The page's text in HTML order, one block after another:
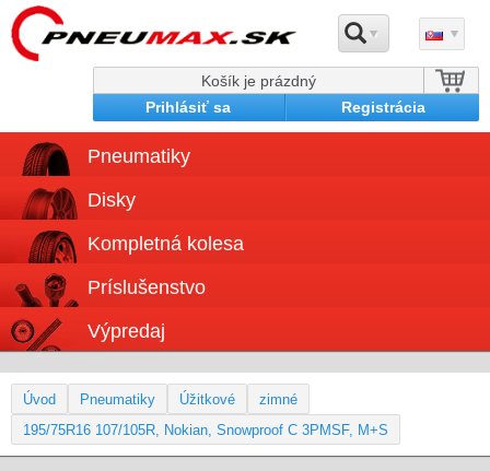
Košík je prázdný
Prihlásiť sa
Registrácia
Pneumatiky
Disky
Kompletná kolesa
Príslušenstvo
Výpredaj
Úvod Pneumatiky Úžitkové
zimné
195/75R16 107/105R, Nokian, Snowproof C 3PMSF, M+S